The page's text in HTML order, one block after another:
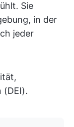
Sie
in der
jeder
(DEI).